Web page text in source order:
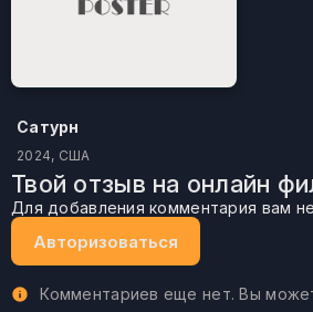
Сатурн
2024, США
Твой отзыв на онлайн
Для добавления комментария вам
Авторизоваться
Комментариев еще нет. Вы